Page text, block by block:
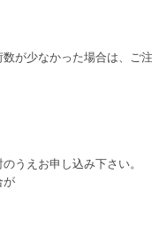
が少なかった場合は、ご
うえお申し込み下さい。
が